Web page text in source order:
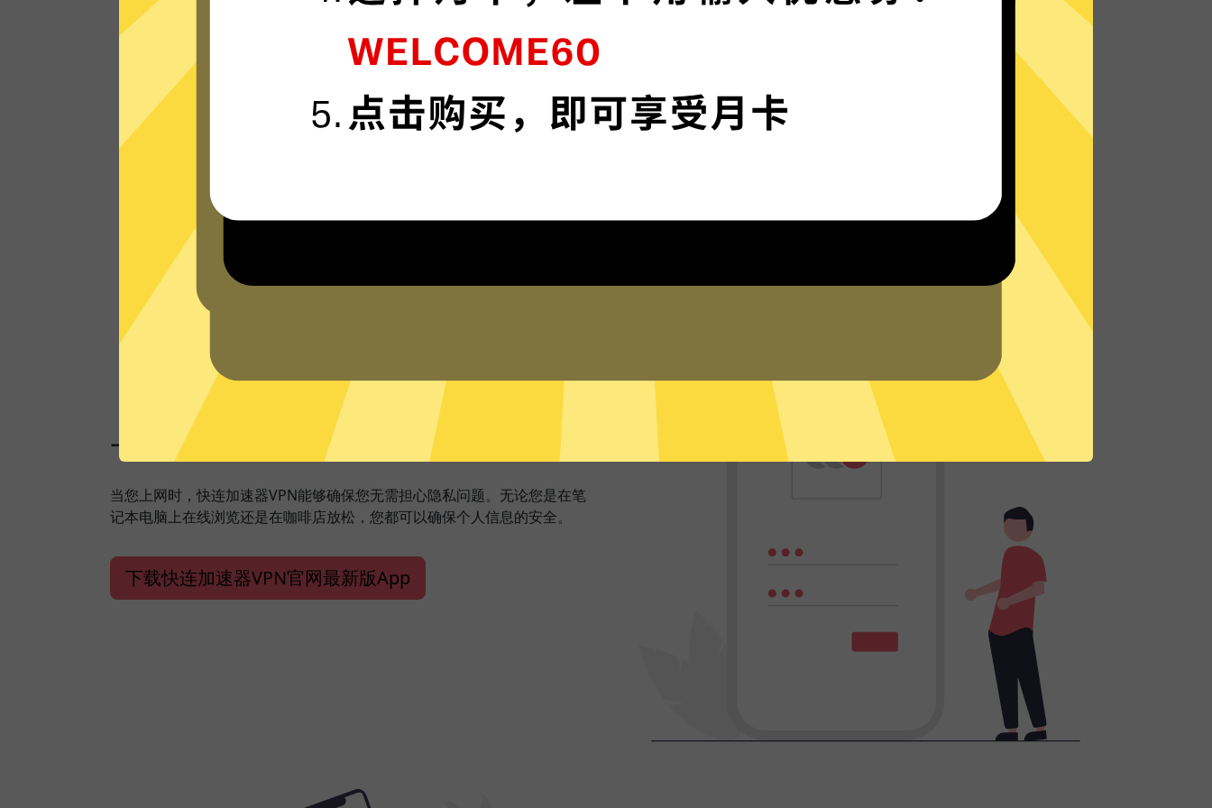
准备好体验我们运行在最新技术上的快连加
速器VPN网络，享受超快的连接速度。
看看其他人对快连加速器VPN的评价
快连加速器VPN采用顶级加密，确保您的在
线资料安全无虞。
下载快连加速器VPNApp
无论您身在何处，都能畅快地上网 - 无论是在
外出旅行还是在家中舒适地躺在沙发上。
为什么选择快连加速器VPN
一键加速，保障安全上网体验
当您上网时，快连加速器VPN能够确保您无需担心隐私问题。无论您是在笔
记本电脑上在线浏览还是在咖啡店放松，您都可以确保个人信息的安全。
下载快连加速器VPN官网最新版App